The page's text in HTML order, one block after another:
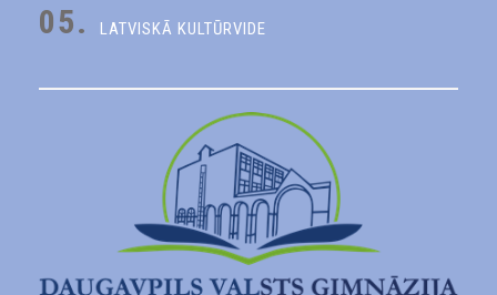
05. LATVISKĀ KULTŪRVIDE